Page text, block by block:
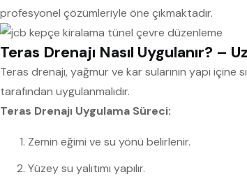
profesyonel çözümleriyle öne çıkmaktadır.
Teras Drenajı Nasıl Uygulanır? –
Teras drenajı, yağmur ve kar sularının yapı içine
tarafından uygulanmalıdır.
Teras Drenajı Uygulama Süreci:
Zemin eğimi ve su yönü belirlenir.
Yüzey su yalıtımı yapılır.